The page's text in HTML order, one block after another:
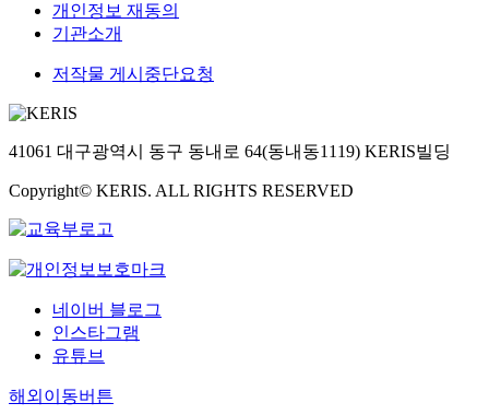
개인정보 재동의
기관소개
저작물 게시중단요청
41061 대구광역시 동구 동내로 64(동내동1119) KERIS빌딩
Copyright© KERIS. ALL RIGHTS RESERVED
네이버 블로그
인스타그램
유튜브
해외이동버튼